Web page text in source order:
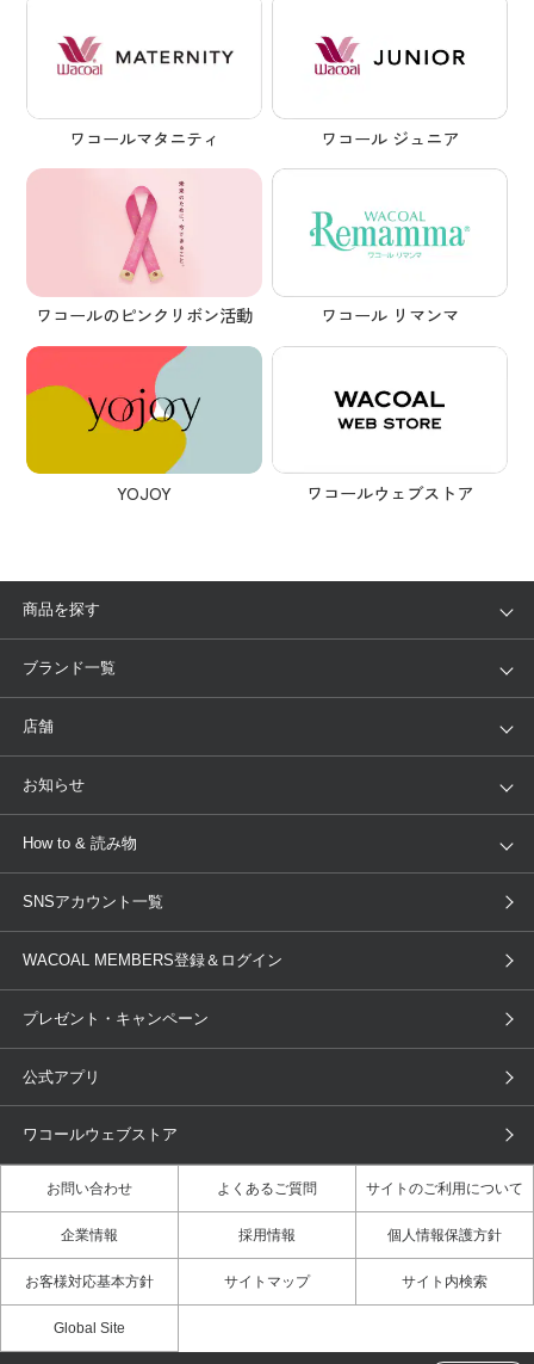
ワコールマタニティ ワコール ジュニア
ワコールのピンクリボン活動 ワコール リマンマ
YOJOY ワコールウェブストア
商品を探す
アイテム
トピックス
ブランド一覧
WACOAL
AMPHI une nana cool
OUR WACOAL
WACOAL Remamma
Licensed Brands
店舗
店舗を探す
ブラ無料診断
3Dボディスキャン
お知らせ
新着情報
商品回収
ニュース＆トピックス
How to & 読み物
下着の基礎知識
ブラパン ワコールスタイル
大人の工場見学inベトナム 人間科学研究開発センター見学
店舗体験記（マンガ）
ワコールカルネアプリ使い方ガイ
3Dボディスキャン体験（マンガ）
SNSアカウント一覧
WACOAL MEMBERS登録＆ログイン
プレゼント・キャンペーン
公式アプリ
ワコールウェブストア
お問い合わせ よくあるご質問 サイトのご利用について
企業情報 採用情報 個人情報保護方針
お客様対応基本方針 サイトマップ サイト内検索
Global Site